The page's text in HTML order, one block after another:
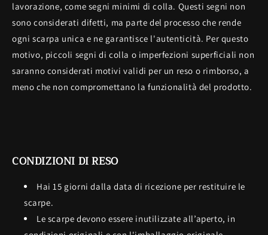
lavorazione, come segni minimi di colla. Questi segni non
sono considerati difetti, ma parte del processo che rende
ogni scarpa unica e ne garantisce l'autenticità. Per questo
motivo, piccoli segni di colla o imperfezioni superficiali non
saranno considerati motivi validi per un reso o rimborso, a
meno che non compromettano la funzionalità del prodotto.
CONDIZIONI DI RESO
Hai 15 giorni dalla data di ricezione per restituire le
scarpe.
Le scarpe devono essere inutilizzate all’aperto, in